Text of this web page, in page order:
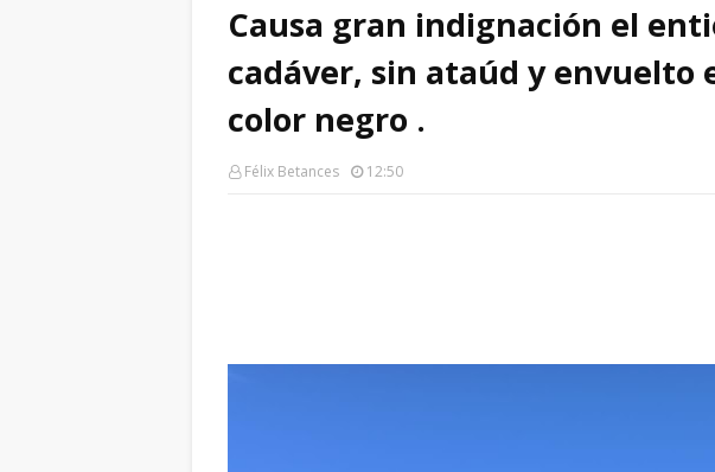
Causa gran indignación el
cadáver, sin ataúd y envuelto
color negro .
Félix Betances 12:50